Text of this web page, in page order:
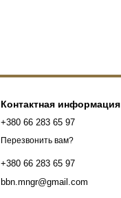
Контактная информация
+380 66 283 65 97
Перезвонить вам?
+380 66 283 65 97
bbn.mngr@gmail.com